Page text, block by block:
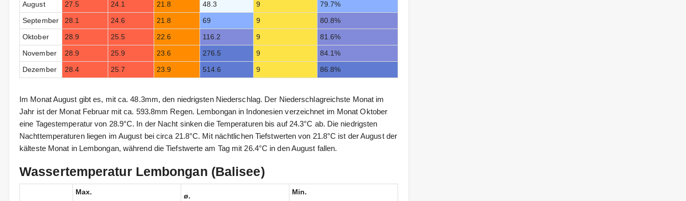
August 27.5 24.1 21.8 48.3 9 79.7%
September 28.1 24.6 21.8 69 9 80.8%
Oktober 28.9 25.5 22.6 116.2 9 81.6%
November 28.9 25.9 23.6 276.5 9 84.1%
Dezember 28.4 25.7 23.9 514.6 9 86.8%
Im Monat August gibt es, mit ca. 48.3mm, den niedrigsten Niederschlag. Der Niederschlagreichste Monat im
Jahr ist der Monat Februar mit ca. 593.8mm Regen. Lembongan in Indonesien verzeichnet im Monat Oktober
eine Tagestemperatur von 28.9°C. In der Nacht sinken die Temperaturen bis auf 24.3°C ab. Die niedrigsten
Nachttemperaturen liegen im August bei circa 21.8°C. Mit nächtlichen Tiefstwerten von 21.8°C ist der August der
kälteste Monat in Lembongan, während die Tiefstwerte am Tag mit 26.4°C in den August fallen.
Wassertemperatur Lembongan (Balisee)
Max.
ø.
Min.